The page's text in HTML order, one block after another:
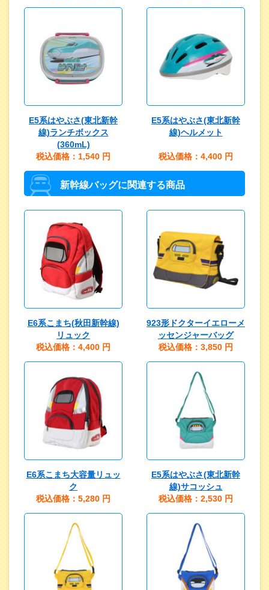
E5系はやぶさ(東北新幹
線)ランチボックス
(360mL)
税込価格：1,540 円
E5系はやぶさ(東北新幹
線)ヘルメット
税込価格：4,400 円
新幹線バッグに関連する商品
E6系こまち(秋田新幹線)
リュック
税込価格：4,400 円
923形ドクターイエローメ
ッセンジャーバッグ
税込価格：3,850 円
E6系こまち大容量リュッ
ク
税込価格：5,280 円
E5系はやぶさ(東北新幹
線)サコッシュ
税込価格：2,530 円